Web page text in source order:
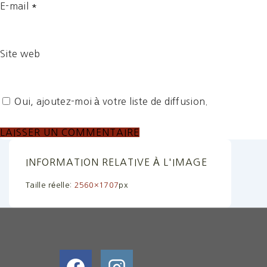
E-mail *
Site web
Oui, ajoutez-moi à votre liste de diffusion.
INFORMATION RELATIVE À L'IMAGE
Taille réelle: 2560×1707px